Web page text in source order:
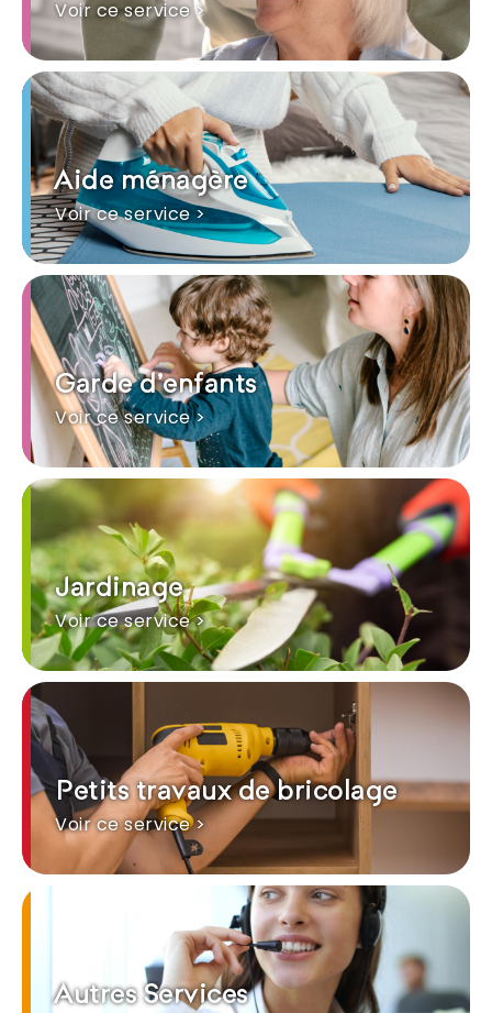
Voir ce service >
Aide ménagère
Voir ce service >
Garde d'enfants
Voir ce service >
Jardinage
Voir ce service >
Petits travaux de bricolage
Voir ce service >
Autres Services